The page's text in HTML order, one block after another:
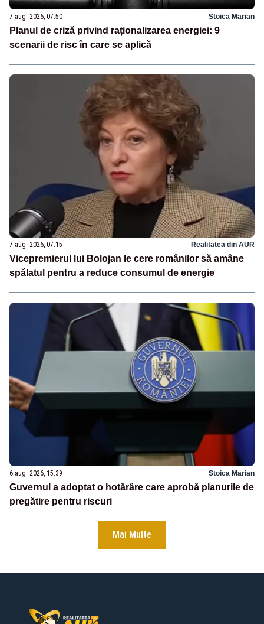
7 aug. 2026, 07:50 Stoica Marian
Planul de criză privind raționalizarea energiei: 9
scenarii de risc în care se aplică
7 aug. 2026, 07:15 Realitatea din AUR
Vicepremierul lui Bolojan le cere românilor să amâne
spălatul pentru a reduce consumul de energie
6 aug. 2026, 15:39 Stoica Marian
Guvernul a adoptat o hotărâre care aprobă planurile de
pregătire pentru riscuri
Mai Multe